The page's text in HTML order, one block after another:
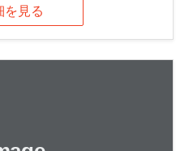
を見る